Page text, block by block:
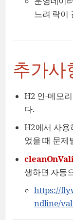
느려 락이
추가사
H2 인-메모
다.
H2에서 사용
었을 때 문제
생하면 자동
https://
ndline/